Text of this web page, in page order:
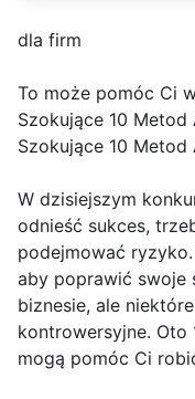
dla firm
To może pomóc Ci
Szokujące 10
Szokujące 10
W dzisiejszym
odnieść sukces,
podejmować
aby poprawić swoje
biznesie, ale
kontrowersyjne.
mogą pomóc Ci